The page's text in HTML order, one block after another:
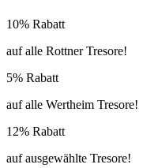
10% Rabatt
auf alle Rottner Tresore!
5% Rabatt
auf alle Wertheim Tresore!
12% Rabatt
auf ausgewählte Tresore!